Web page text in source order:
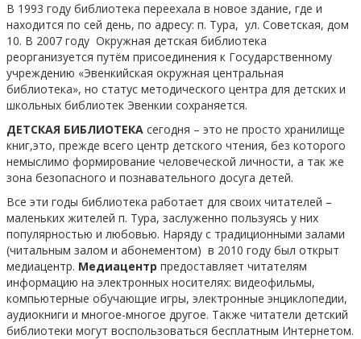
В 1993 году библиотека переехала в новое здание, где и
находится по сей день, по адресу: п. Тура, ул. Советская, дом
10. В 2007 году Окружная детская библиотека
реорганизуется путём присоединения к Государственному
учреждению «Эвенкийская окружная центральная
библиотека», но статус методического центра для детских и
школьных библиотек Эвенкии сохраняется.
ДЕТСКАЯ БИБЛИОТЕКАсегодня – это не просто хранилище
книг,это, прежде всего центр детского чтения, без которого
немыслимо формирование человеческой личности, а так же
зона безопасного и познавательного досуга детей.
Все эти годы библиотека работает для своих читателей –
маленьких жителей п. Тура, заслуженно пользуясь у них
популярностью и любовью. Наряду с традиционными залами
(читальным залом и абонементом) в 2010 году был открыт
медиацентр. Медиацентр предоставляет читателям
информацию на электронных носителях: видеофильмы,
компьютерные обучающие игры, электронные энциклопедии,
аудиокниги и многое-многое другое. Также читатели детский
библиотеки могут воспользоваться бесплатным Интернетом.